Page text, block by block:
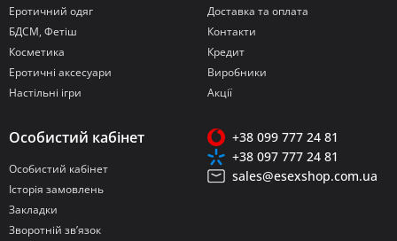
Еротичний одяг
БДСМ, Фетіш
Косметика
Еротичні аксесуари
Настільні ігри
Доставка та оплата
Контакти
Кредит
Виробники
Акції
Особистий кабінет
Особистий кабінет
Історія замовлень
Закладки
Зворотній зв’язок
+38 099 777 24 81
+38 097 777 24 81
sales@esexshop.com.ua